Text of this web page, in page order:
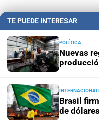
Campolitoral Revista
Podcasts Mirador
TE PUEDE INTERESAR
POLÍTICA
Nuevas
Brasil
de